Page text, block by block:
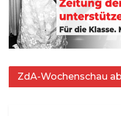
ZdA-Wochenschau